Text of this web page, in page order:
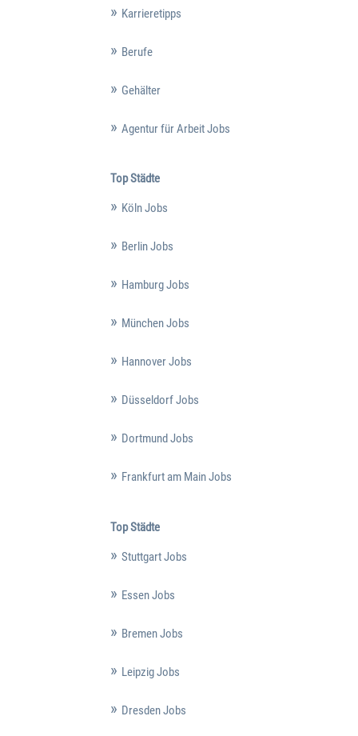
Karrieretipps
Berufe
Gehälter
Agentur für Arbeit Jobs
Top Städte
Köln Jobs
Berlin Jobs
Hamburg Jobs
München Jobs
Hannover Jobs
Düsseldorf Jobs
Dortmund Jobs
Frankfurt am Main Jobs
Top Städte
Stuttgart Jobs
Essen Jobs
Bremen Jobs
Leipzig Jobs
Dresden Jobs